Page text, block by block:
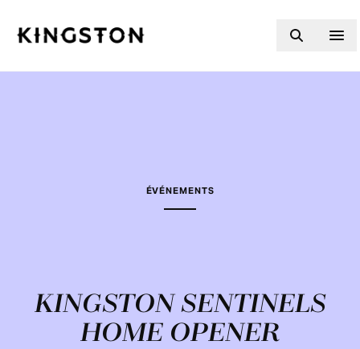
ÉVÉNEMENTS
KINGSTON SENTINELS
HOME OPENER